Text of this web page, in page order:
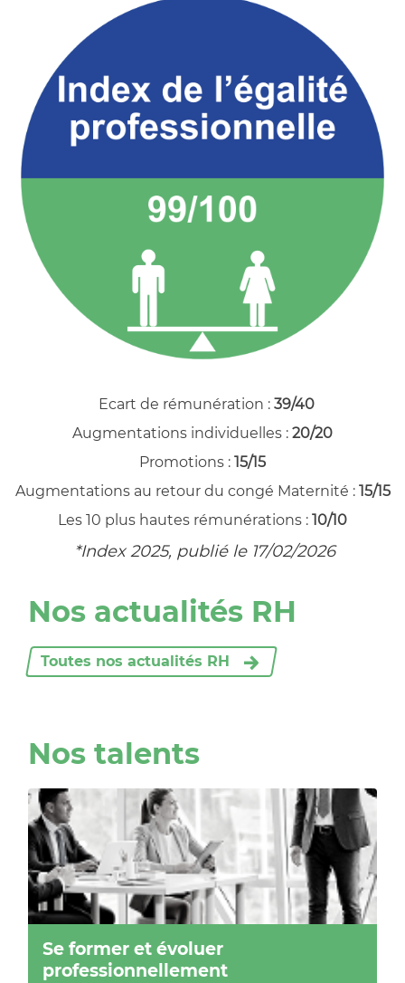
Ecart de rémunération : 39/40
Augmentations individuelles : 20/20
Promotions : 15/15
Augmentations au retour du congé Maternité : 15/15
Les 10 plus hautes rémunérations : 10/10
*Index 2025, publié le 17/02/2026
Nos actualités RH
Toutes nos actualités RH
Nos talents
Se former et évoluer
professionnellement